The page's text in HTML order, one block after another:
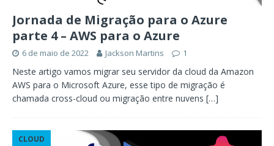
Jornada de Migração para o Azure
parte 4 – AWS para o Azure
6 de maio de 2022 Jackson Martins 1
Neste artigo vamos migrar seu servidor da cloud da Amazon
AWS para o Microsoft Azure, esse tipo de migração é
chamada cross-cloud ou migração entre nuvens […]
CLOUD